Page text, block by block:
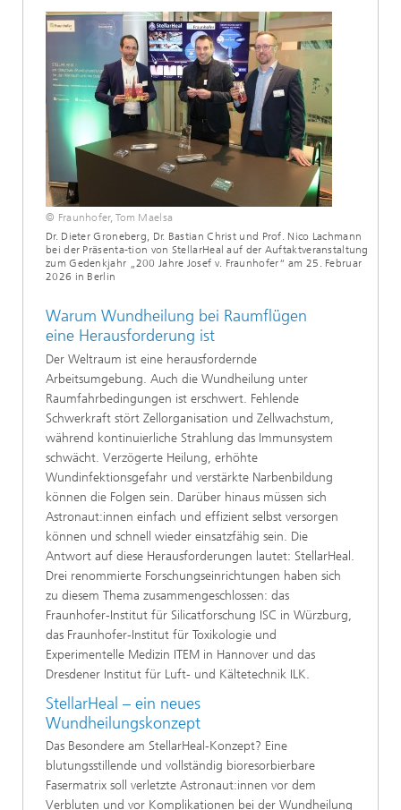
© Fraunhofer, Tom Maelsa
Dr. Dieter Groneberg, Dr. Bastian Christ und Prof. Nico Lachmann
bei der Präsenta-tion von StellarHeal auf der Auftaktveranstaltung
zum Gedenkjahr „200 Jahre Josef v. Fraunhofer“ am 25. Februar
2026 in Berlin
Warum Wundheilung bei Raumflügen
eine Herausforderung ist
Der Weltraum ist eine herausfordernde
Arbeitsumgebung. Auch die Wundheilung unter
Raumfahrbedingungen ist erschwert. Fehlende
Schwerkraft stört Zellorganisation und Zellwachstum,
während kontinuierliche Strahlung das Immunsystem
schwächt. Verzögerte Heilung, erhöhte
Wundinfektionsgefahr und verstärkte Narbenbildung
können die Folgen sein. Darüber hinaus müssen sich
Astronaut:innen einfach und effizient selbst versorgen
können und schnell wieder einsatzfähig sein. Die
Antwort auf diese Herausforderungen lautet: StellarHeal.
Drei renommierte Forschungseinrichtungen haben sich
zu diesem Thema zusammengeschlossen: das
Fraunhofer-Institut für Silicatforschung ISC in Würzburg,
das Fraunhofer-Institut für Toxikologie und
Experimentelle Medizin ITEM in Hannover und das
Dresdener Institut für Luft- und Kältetechnik ILK.
StellarHeal – ein neues
Wundheilungskonzept
Das Besondere am StellarHeal-Konzept? Eine
blutungsstillende und vollständig bioresorbierbare
Fasermatrix soll verletzte Astronaut:innen vor dem
Verbluten und vor Komplikationen bei der Wundheilung